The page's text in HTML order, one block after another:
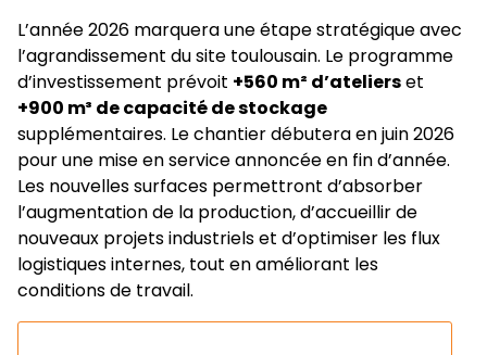
L’année 2026 marquera une étape stratégique avec
l’agrandissement du site toulousain. Le programme
d’investissement prévoit +560 m² d’atelierset
+900 m³ de capacité de stockage
supplémentaires. Le chantier débutera en juin 2026
pour une mise en service annoncée en fin d’année.
Les nouvelles surfaces permettront d’absorber
l’augmentation de la production, d’accueillir de
nouveaux projets industriels et d’optimiser les flux
logistiques internes, tout en améliorant les
conditions de travail.